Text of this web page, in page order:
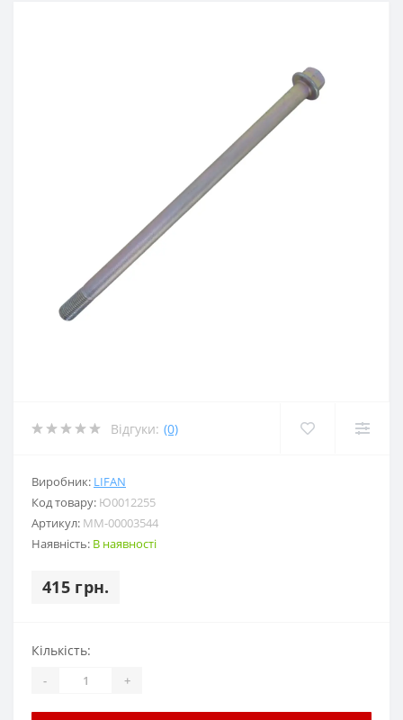
Відгуки: (0)
Виробник: LIFAN
Код товару: Ю0012255
Артикул: MM-00003544
Наявність: В наявності
415 грн.
Кількість:
- +